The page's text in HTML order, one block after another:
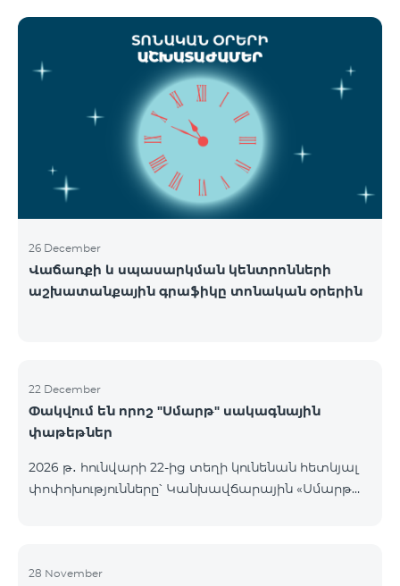
կունենա փուլային տարբերակով: Առաջին փուլով
ցանցը կանջատվի Տավուշի և Լոռու մարզերում՝
2026թ.-ի հունվարի 15-ից: Ծառայությունների
անխափան հասանելությունն ապահովելու
նպատակով շարունակում է գործել հատուկ
առաջարկ, որը հնարավորություն է ընձեռում ձեռք
բերել նոր տեխնոլոգիաներով աշխատող բջջային
հեռախոսնե
26 December
Վաճառքի և սպասարկման կենտրոնների
աշխատանքային գրաֆիկը տոնական օրերին
22 December
Փակվում են որոշ "Սմարթ" սակագնային
փաթեթներ
2026 թ․ հունվարի 22-ից տեղի կունենան հետևյալ
փոփոխությունները՝ Կանխավճարային «Սմարթ
սակագնային փաթեթին, որի շրջանակներում
28 November